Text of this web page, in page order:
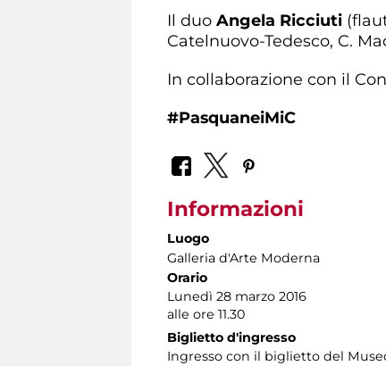
Il duo Angela Ricciuti
Catelnuovo-Tedesco, C.
In collaborazione con il
#PasquaneiMiC
Informazioni
Luogo
Galleria d'Arte Moderna
Orario
Lunedì 28 marzo 2016
alle ore 11.30
Biglietto d'ingresso
Ingresso con il biglietto del